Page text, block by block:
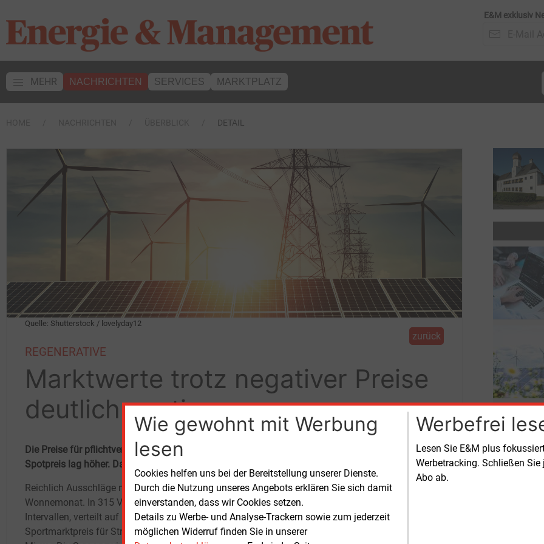
E&M exklusiv
MEHR NACHRICHTEN SERVICES MARKTPLATZ
DETAIL
Wie gewohnt mit Werbung
lesen
Cookies helfen uns bei der Bereitstellung unserer Dienste.
Durch die Nutzung unseres Angebots erklären Sie sich damit
einverstanden, dass wir Cookies setzen.
Details zu Werbe- und Analyse-Trackern sowie zum jederzeit
möglichen Widerruf finden Sie in unserer
Werbefrei
Lesen Sie E&M plus
Werbetracking. Schließen
Abo ab.
Quelle: Shutterstock / lovelyday12
zurück
REGENERATIVE
Marktwerte trotz negativer Preise
deutlich gestiegen
Die Preise für pflichtvermarkteten Ökostrom haben im Mai deutlich zugelegt. Auch der Graustrom-
Spotpreis lag höher. Das, obwohl es an 15 Tagen negative Preise gab, bis zu -499 Euro/MWh.
Reichlich Ausschläge nach unten im
Wonnemonat. In 315 Viertelstunden-
Intervallen, verteilt auf 15 Tage, rutschte der
Sportmarktpreis für Strom diesen Mai ins
Solarstrom erreichte im zurückliegenden
Monat im Durchschnitt 3,163
1,317 Cent/kWh). Vor einem Jahr betrug der
Marktwert im Mai 1,997